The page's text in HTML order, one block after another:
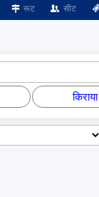
रूट सीट
किराया